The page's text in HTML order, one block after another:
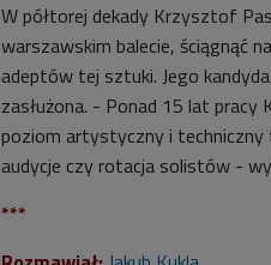
W półtorej dekady Krzysztof
warszawskim balecie, ściągnąć
adeptów tej sztuki. Jego
zasłużona. - Ponad 15 lat
poziom artystyczny i techniczny
audycje czy rotacja solistów -
***